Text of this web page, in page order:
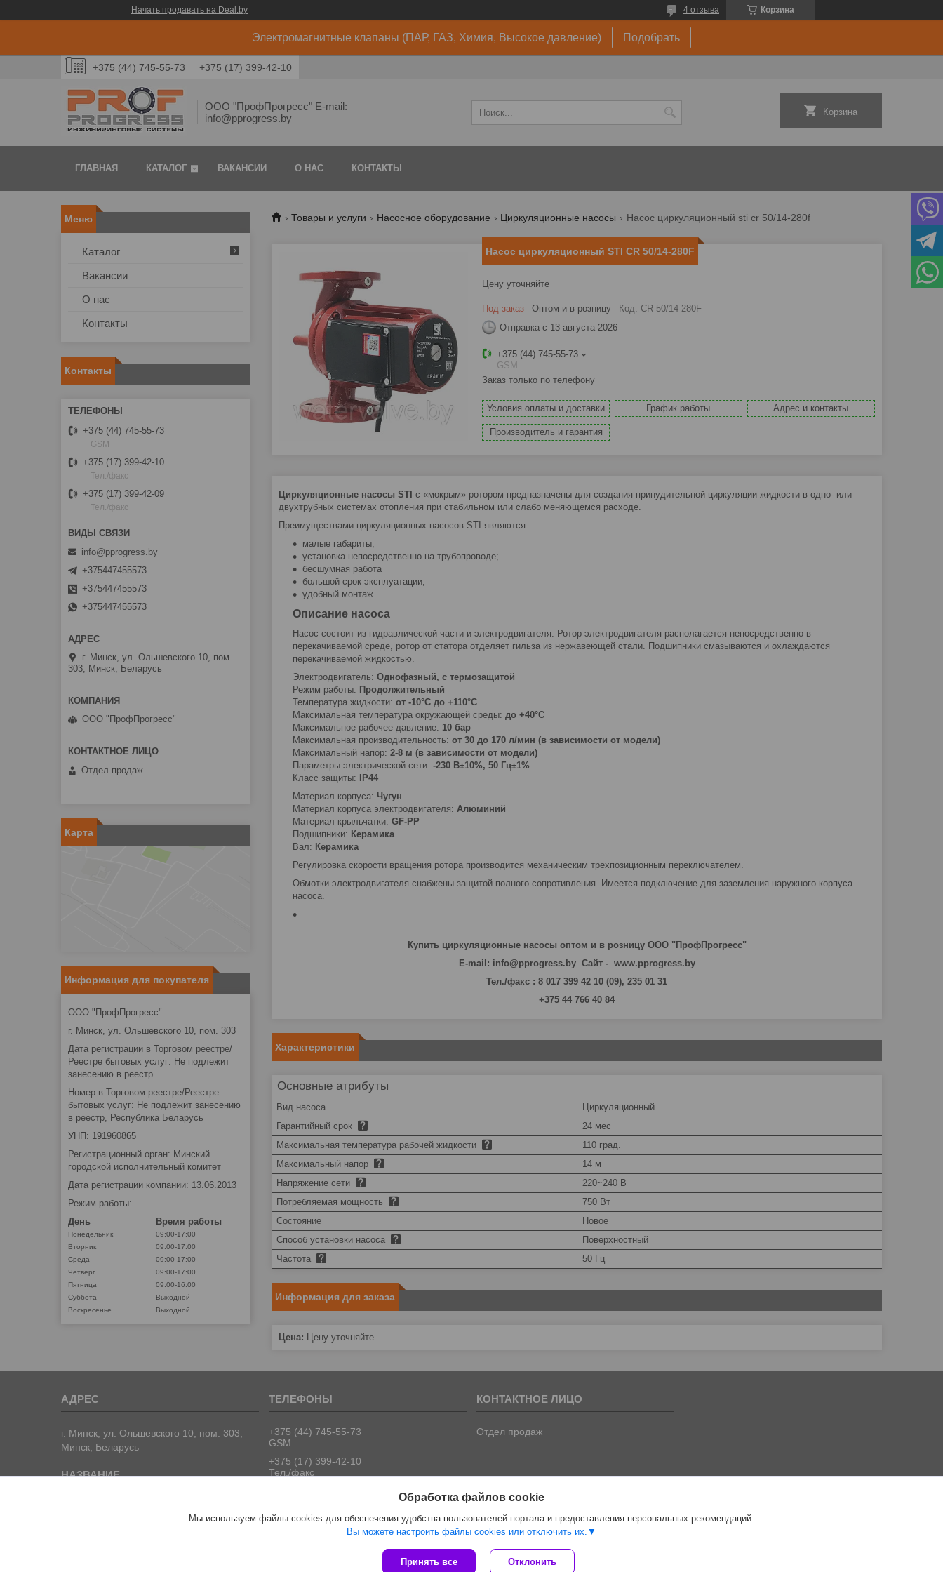
Начать продавать на Deal.by Корзина
4 отзыва
Электромагнитные клапаны (ПАР, ГАЗ, Химия, Высокое давление) Подобрать
+375 (44) 745-55-73 +375 (17) 399-42-10
ООО "ПрофПрогресс" E-mail:
info@pprogress.by
Корзина
ГЛАВНАЯ КАТАЛОГ ВАКАНСИИ О НАС КОНТАКТЫ
Товары и услуги Насосное оборудование Циркуляционные насосы Насос циркуляционный sti cr 50/14-280f
Насос циркуляционный STI CR 50/14-280F
Цену уточняйте
Под заказ Оптом и в розницу Код: CR 50/14-280F
Отправка с 13 августа 2026
+375 (44) 745-55-73
GSM
Заказ только по телефону
Условия оплаты и доставки График работы Адрес и контакты
Производитель и гарантия
Циркуляционные насосы STI с «мокрым» ротором предназначены для создания принудительной циркуляции жидкости в одно- или
двухтрубных системах отопления при стабильном или слабо меняющемся расходе.
Преимуществами циркуляционных насосов STI являются:
малые габариты;
установка непосредственно на трубопроводе;
бесшумная работа
большой срок эксплуатации;
удобный монтаж.
Описание насоса
Насос состоит из гидравлической части и электродвигателя. Ротор электродвигателя располагается непосредственно в
перекачиваемой среде, ротор от статора отделяет гильза из нержавеющей стали. Подшипники смазываются и охлаждаются
перекачиваемой жидкостью.
Электродвигатель: Однофазный, с термозащитой
Режим работы: Продолжительный
Температура жидкости: от -10°С до +110°С
Максимальная температура окружающей среды: до +40°С
Максимальное рабочее давление: 10 бар
Максимальная производительность: от 30 до 170 л/мин (в зависимости от модели)
Максимальный напор: 2-8 м (в зависимости от модели)
Параметры электрической сети: -230 В±10%, 50 Гц±1%
Класс защиты:
IP44
Материал корпуса: Чугун
Материал корпуса электродвигателя: Алюминий
Материал крыльчатки: GF-PP
Подшипники: Керамика
Вал: Керамика
Регулировка скорости вращения ротора производится механическим трехпозиционным переключателем.
Обмотки электродвигателя снабжены защитой полного сопротивления. Имеется подключение для заземления наружного корпуса
насоса.
Купить циркуляционные насосы оптом и в розницу ООО "ПрофПрогресс"
E-mail: info@pprogress.by Сайт - www.pprogress.by
Тел./факс : 8 017 399 42 10 (09), 235 01 31
+375 44 766 40 84
Характеристики
Основные атрибуты
Вид насоса
Циркуляционный
Гарантийный срок
24 мес
Максимальная температура рабочей жидкости
110 град.
Максимальный напор
14 м
Напряжение сети
220~240 В
Потребляемая мощность
750 Вт
Состояние
Новое
Способ установки насоса
Поверхностный
Частота
50 Гц
Информация для заказа
Цена: Цену уточняйте
Каталог
Вакансии
О нас
Контакты
Контакты
+375 (44) 745-55-73
GSM
+375 (17) 399-42-10
Тел./факс
+375 (17) 399-42-09
Тел./факс
info@pprogress.by
+375447455573
+375447455573
+375447455573
г. Минск, ул. Ольшевского 10, пом.
303, Минск, Беларусь
ООО "ПрофПрогресс"
Отдел продаж
Карта
Информация для покупателя
ООО "ПрофПрогресс"
г. Минск, ул. Ольшевского 10, пом. 303
Дата регистрации в Торговом реестре/
Реестре бытовых услуг: Не подлежит
занесению в реестр
Номер в Торговом реестре/Реестре
бытовых услуг: Не подлежит занесению
в реестр, Республика Беларусь
УНП: 191960865
Регистрационный орган: Минский
городской исполнительный комитет
Дата регистрации компании: 13.06.2013
Режим работы:
День
Время работы
Понедельник
09:00-17:00
Вторник
09:00-17:00
Среда
09:00-17:00
Четверг
09:00-17:00
Пятница
09:00-16:00
Суббота
Выходной
Воскресенье
Выходной
г. Минск, ул. Ольшевского 10, пом. 303,
Минск, Беларусь
+375 (44) 745-55-73
GSM
+375 (17) 399-42-10
Тел./факс
Отдел продаж
Сайт создан на платформе Deal.by
Обработка файлов cookie
Мы используем файлы cookies для обеспечения удобства пользователей портала и предоставления персональных рекомендаций.
Вы можете настроить файлы cookies или отключить их.
Принять все Отклонить